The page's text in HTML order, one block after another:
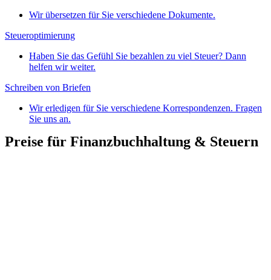
Wir übersetzen für Sie verschiedene Dokumente.
Steueroptimierung
Haben Sie das Gefühl Sie bezahlen zu viel Steuer? Dann
helfen wir weiter.
Schreiben von Briefen
Wir erledigen für Sie verschiedene Korrespondenzen. Fragen
Sie uns an.
Preise für Finanzbuchhaltung & Steuern